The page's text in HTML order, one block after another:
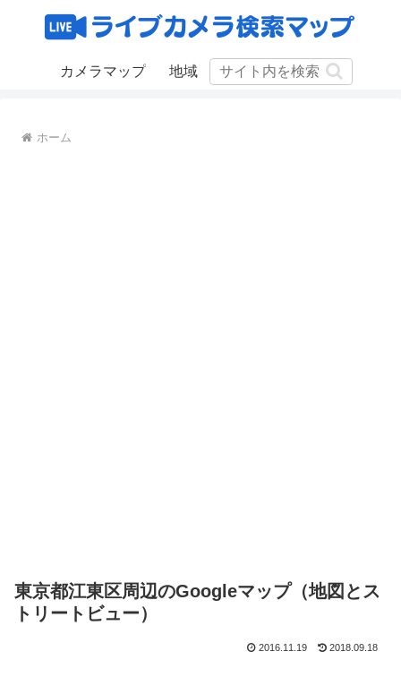
カメラマップ 地域
ホーム
東京都江東区周辺のGoogleマップ（地図とス
トリートビュー）
2016.11.19 2018.09.18